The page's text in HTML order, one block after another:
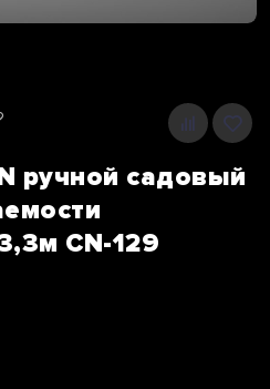
ручной садовый
СN-129